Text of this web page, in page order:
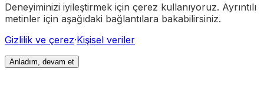
Deneyiminizi iyileştirmek için çerez kullanıyoruz. Ayrıntılı
metinler için aşağıdaki bağlantılara bakabilirsiniz.
Gizlilik ve çerez·Kişisel veriler
Anladım, devam et